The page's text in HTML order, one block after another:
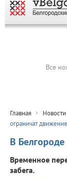
Все
Главная Новости
ограничат
В
Временное
забега.